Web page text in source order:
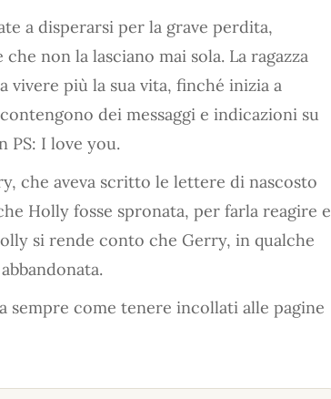
a disperarsi per la grave perdita,
non la lasciano mai sola. La ragazza
vivere più la sua vita, finché inizia a
dei messaggi e indicazioni su
PS: I love you.
che aveva scritto le lettere di nascosto
Holly fosse spronata, per farla reagire e
si rende conto che Gerry, in qualche
sempre come tenere incollati alle pagine